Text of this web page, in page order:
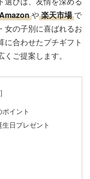
や楽天市場 で
女の子別に喜ばれるお
合わせたプチギフト
ご提案します。
イント
日プレゼント